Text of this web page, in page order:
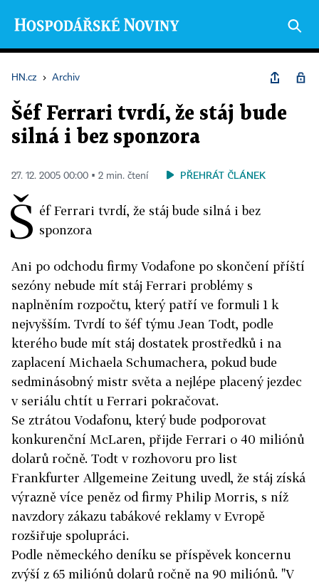
HN.cz › Archiv
Šéf Ferrari tvrdí, že stáj bude
silná i bez sponzora
27. 12. 2005 00:00 ▪ 2 min. čtení PŘEHRÁT ČLÁNEK
Š éf Ferrari tvrdí, že stáj bude silná i bez
sponzora
Ani po odchodu firmy Vodafone po skončení příští
sezóny nebude mít stáj Ferrari problémy s
naplněním rozpočtu, který patří ve formuli 1 k
nejvyšším. Tvrdí to šéf týmu Jean Todt, podle
kterého bude mít stáj dostatek prostředků i na
zaplacení Michaela Schumachera, pokud bude
sedminásobný mistr světa a nejlépe placený jezdec
v seriálu chtít u Ferrari pokračovat.
Se ztrátou Vodafonu, který bude podporovat
konkurenční McLaren, přijde Ferrari o 40 miliónů
dolarů ročně. Todt v rozhovoru pro list
Frankfurter Allgemeine Zeitung uvedl, že stáj získá
výrazně více peněz od firmy Philip Morris, s níž
navzdory zákazu tabákové reklamy v Evropě
rozšiřuje spolupráci.
Podle německého deníku se příspěvek koncernu
zvýší z 65 miliónů dolarů ročně na 90 miliónů. "V